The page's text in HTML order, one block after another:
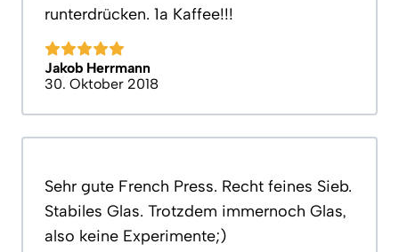
runterdrücken. 1a Kaffee!!!
Jakob Herrmann
30. Oktober 2018
Sehr gute French Press. Recht feines Sieb.
Stabiles Glas. Trotzdem immernoch Glas,
also keine Experimente;)